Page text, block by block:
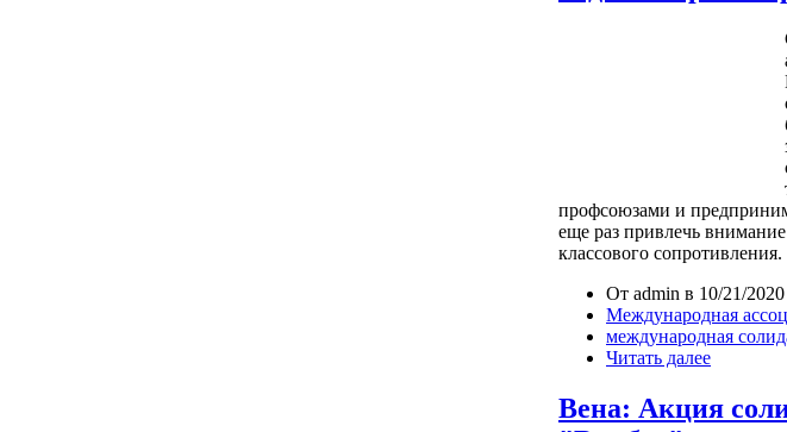
профсоюзами и
еще раз привлечь
классового сопротивления.
От admin в 10/21/
Международная
международная
Читать далее
Вена: Акция